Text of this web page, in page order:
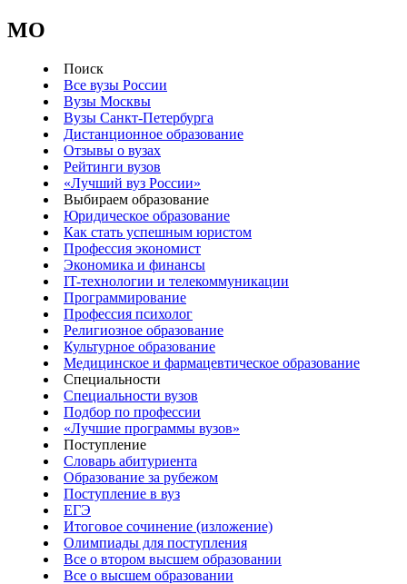
MO
Поиск
Все вузы России
Вузы Москвы
Вузы Санкт-Петербурга
Дистанционное образование
Отзывы о вузах
Рейтинги вузов
«Лучший вуз России»
Выбираем образование
Юридическое образование
Как стать успешным юристом
Профессия экономист
Экономика и финансы
IT-технологии и телекоммуникации
Программирование
Профессия психолог
Религиозное образование
Культурное образование
Медицинское и фармацевтическое образование
Специальности
Специальности вузов
Подбор по профессии
«Лучшие программы вузов»
Поступление
Словарь абитуриента
Образование за рубежом
Поступление в вуз
ЕГЭ
Итоговое сочинение (изложение)
Олимпиады для поступления
Все о втором высшем образовании
Все о высшем образовании